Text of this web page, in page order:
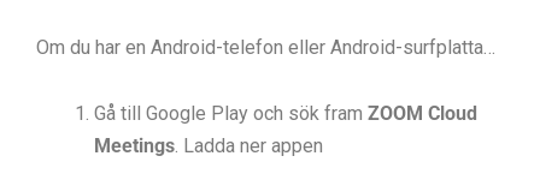
Om du har en Android-telefon eller Android-surfplatta…
Gå till Google Play och sök fram ZOOM Cloud
Meetings. Ladda ner appen